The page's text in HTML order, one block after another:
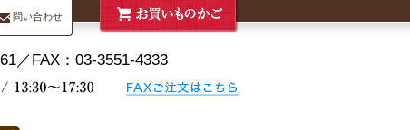
問い合わせ